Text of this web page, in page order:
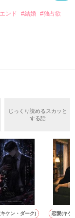
ンド #結婚 #独占欲
が、後輩の姫原由
一人こっそり泣い
か想像以上に甘く
じっくり読めるスカッと
する話
ケン・ダーク) 恋愛(キケ